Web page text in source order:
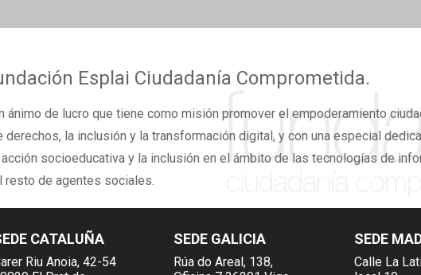
Esplai Ciudadanía Comprometida.
ánimo de lucro que tiene como misión promover el empoderamiento
derechos, la inclusión y la transformación digital, y con una especial
socioeducativa y la inclusión en el ámbito de las tecnologías de
resto de agentes sociales.
CATALUÑA
Riu Anoia, 42-54
SEDE GALICIA
Rúa do Areal, 138,
SEDE
Calle La